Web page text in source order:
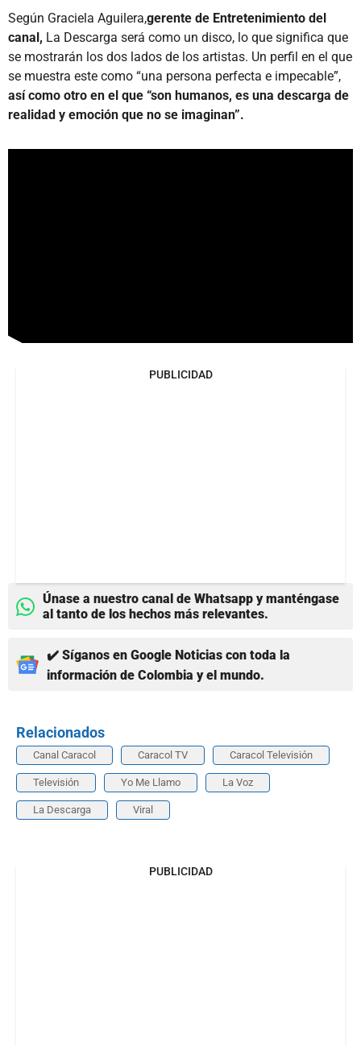
Según Graciela Aguilera,gerente de Entretenimiento del
canal, La Descarga será como un disco, lo que significa que
se mostrarán los dos lados de los artistas. Un perfil en el que
se muestra este como “una persona perfecta e impecable”,
así como otro en el que “son humanos, es una descarga de
realidad y emoción que no se imaginan”.
PUBLICIDAD
Únase a nuestro canal de Whatsapp y manténgase
al tanto de los hechos más relevantes.
✔️ Síganos en Google Noticias con toda la
información de Colombia y el mundo.
Relacionados
Canal Caracol Caracol TV Caracol Televisión
Televisión Yo Me Llamo La Voz
La Descarga Viral
PUBLICIDAD